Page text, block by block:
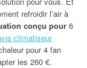
refroidir l’air à
conçu pour 6
climatiseur
pour 4 fan
les 260 €.